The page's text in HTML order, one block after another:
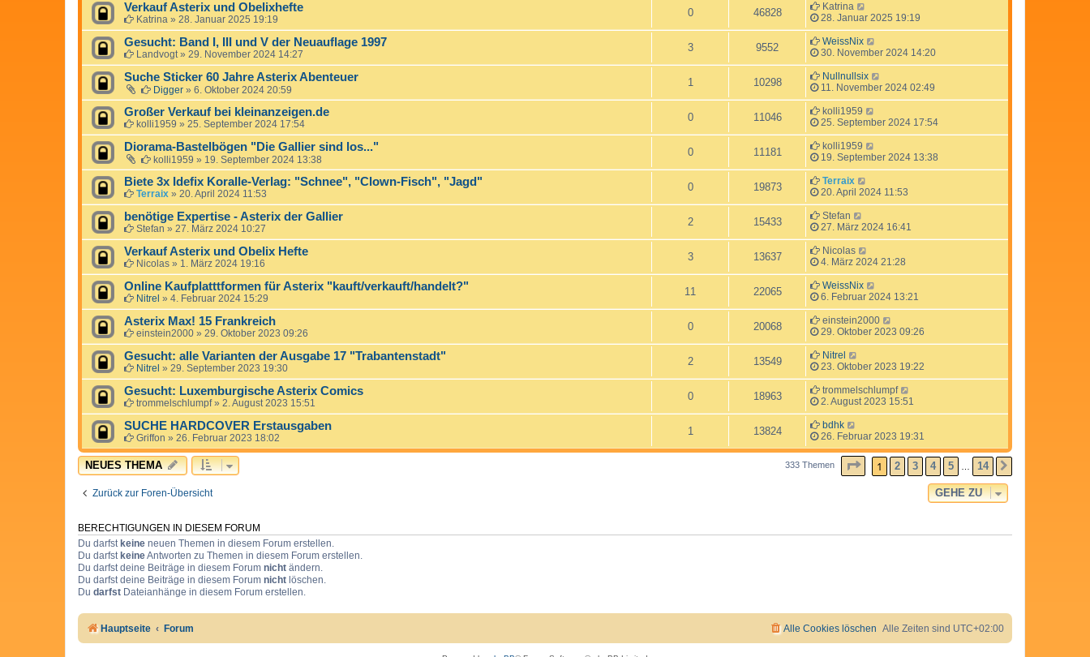
Verkauf Asterix und Obelixhefte
Katrina » 28. Januar 2025 19:19
0 46828
Katrina
28. Januar 2025 19:19
Gesucht: Band I, III und V der Neuauflage 1997
Landvogt» 29. November 2024 14:27
3 9552
WeissNix
30. November 2024 14:20
Suche Sticker 60 Jahre Asterix Abenteuer
Digger » 6. Oktober 2024 20:59
1 10298
Nullnullsix
11. November 2024 02:49
Großer Verkauf bei kleinanzeigen.de
kolli1959 » 25. September 2024 17:54
0 11046
kolli1959
25. September 2024 17:54
Diorama-Bastelbögen "Die Gallier sind los..."
kolli1959 » 19. September 2024 13:38
0 11181
kolli1959
19. September 2024 13:38
Biete 3x Idefix Koralle-Verlag: "Schnee", "Clown-Fisch", "Jagd"
Terraix » 20. April 2024 11:53
0 19873
Terraix
20. April 2024 11:53
benötige Expertise - Asterix der Gallier
Stefan » 27. März 2024 10:27
2 15433
Stefan
27. März 2024 16:41
Verkauf Asterix und Obelix Hefte
Nicolas » 1. März 2024 19:16
3 13637
Nicolas
4. März 2024 21:28
Online Kaufplatttformen für Asterix "kauft/verkauft/handelt?"
Nitrel » 4. Februar 2024 15:29
11 22065
WeissNix
6. Februar 2024 13:21
Asterix Max! 15 Frankreich
einstein2000 » 29. Oktober 2023 09:26
0 20068
einstein2000
29. Oktober 2023 09:26
Gesucht: alle Varianten der Ausgabe 17 "Trabantenstadt"
Nitrel » 29. September 2023 19:30
2 13549
Nitrel
23. Oktober 2023 19:22
Gesucht: Luxemburgische Asterix Comics
trommelschlumpf» 2. August 2023 15:51
0 18963
trommelschlumpf
2. August 2023 15:51
SUCHE HARDCOVER Erstausgaben
Griffon » 26. Februar 2023 18:02
1 13824
bdhk
26. Februar 2023 19:31
NEUES THEMA 333 Themen SEITE1 VON14
1 2 3 4 5 14
Zurück zur Foren-Übersicht GEHE ZU
BERECHTIGUNGEN IN DIESEM FORUM
Du darfst keine neuen Themen in diesem Forum erstellen.
Du darfst keineAntworten zu Themen in diesem Forum erstellen.
Du darfst deine Beiträge in diesem Forum nicht ändern.
Du darfst deine Beiträge in diesem Forum nicht löschen.
Du darfst Dateianhänge in diesem Forum erstellen.
Hauptseite Forum Alle Zeiten sind UTC+02:00
Alle Cookies löschen